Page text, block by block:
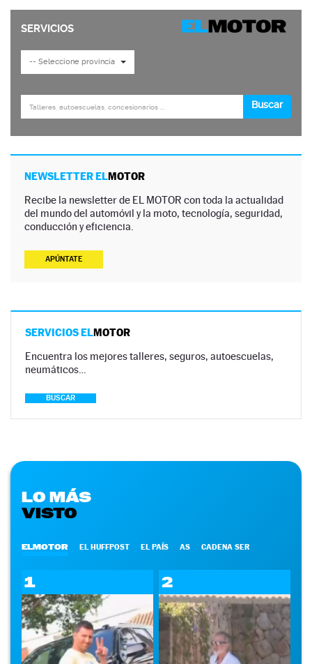
NEWSLETTER ELMOTOR
Recibe la newsletter de EL MOTOR con toda la actualidad
del mundo del automóvil y la moto, tecnología, seguridad,
conducción y eficiencia.
APÚNTATE
SERVICIOS ELMOTOR
Encuentra los mejores talleres, seguros, autoescuelas,
neumáticos…
BUSCAR
LO MÁS
VISTO
ELMOTOR EL HUFFPOST EL PAÍS AS CADENA SER
1 2